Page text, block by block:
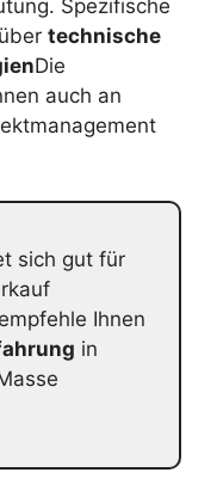
Spezifische
technische
Die
auch an
sich gut für
Ihnen
in